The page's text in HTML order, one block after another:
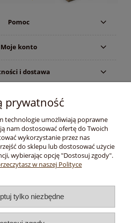
Pomoc
Moje konto
i dostawa
O nas
Copyright © 2020 -
Sklep Internetowy
prywatność
technologie umożliwiają poprawne
nam dostosować ofertę do Twoich
wykorzystanie przez nas
do sklepu lub dostosować użycie
wybierając opcję "Dostosuj zgody".
w naszej Polityce
tylko niezbędne